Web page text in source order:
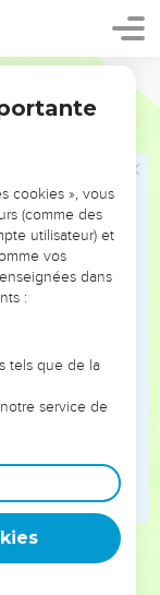
pour vous voir.
dont la louange
qui concerne
aussi, par les
et pour
à la gloire du
zèle.
personne ne
aumônes
frère, dont nous
rencontres, et
de la grande
et il
est de nos
gloire de Christ.
des preuves
cookies », vous
(comme des
utilisateur) et
vos
dans
:
tels que de la
service de